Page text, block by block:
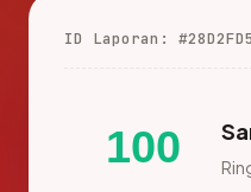
ID Laporan:
100